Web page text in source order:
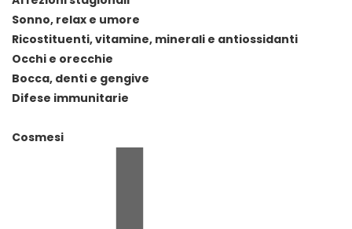
Sonno, relax e umore
Ricostituenti, vitamine, minerali e antiossidanti
Occhi e orecchie
Bocca, denti e gengive
Difese immunitarie
Cosmesi